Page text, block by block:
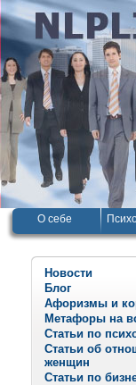
О себе
Новости
Блог
Афоризмы и
Метафоры на
Статьи по
Статьи об
женщин
Статьи по